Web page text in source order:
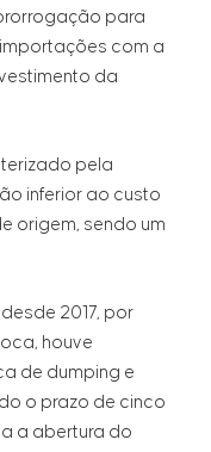
para
com a
da
pela
inferior ao custo
origem, sendo um
2017, por
houve
de dumping e
o prazo de cinco
a abertura do